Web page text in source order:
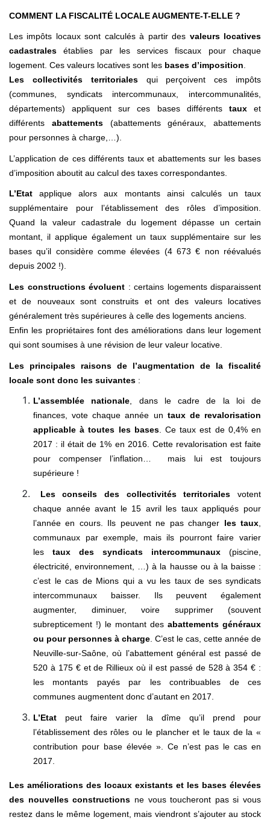
COMMENT LA FISCALITÉ LOCALE AUGMENTE-T-ELLE ?
Les impôts locaux sont calculés à partir des valeurs locatives
cadastrales établies par les services fiscaux pour chaque
logement. Ces valeurs locatives sont les bases d’imposition
Les collectivités territorialesqui perçoivent ces impôts
(communes, syndicats intercommunaux, intercommunalités,
départements) appliquent sur ces bases différents tauxet
différents abattements(abattements généraux, abattements
pour personnes à charge,…).
L’application de ces différents taux et abattements sur les bases
d’imposition aboutit au calcul des taxes correspondantes.
L’Etat applique alors aux montants ainsi calculés un taux
supplémentaire pour l’établissement des rôles d’imposition.
Quand la valeur cadastrale du logement dépasse un certain
montant, il applique également un taux supplémentaire sur les
bases qu’il considère comme élevées (4 673 € non réévalués
depuis 2002 !).
Les constructions évoluent : certains logements disparaissent
et de nouveaux sont construits et ont des valeurs locatives
généralement très supérieures à celle des logements anciens.
Enfin les propriétaires font des améliorations dans leur logement
qui sont soumises à une révision de leur valeur locative.
Les principales raisons de l’augmentation de la fiscalité
locale sont donc les suivantes :
L’assemblée nationale, dans le cadre de la loi de
finances, vote chaque année un taux de revalorisation
applicable à toutes les bases. Ce taux est de 0,4% en
2017 : il était de 1% en 2016. Cette revalorisation est faite
pour compenser l’inflation… mais lui est toujours
supérieure !
Les conseils des collectivités territoriales votent
chaque année avant le 15 avril les taux appliqués pour
l’année en cours. Ils peuvent ne pas changer les taux
communaux par exemple, mais ils pourront faire varier
les taux des syndicats intercommunaux (piscine,
électricité, environnement, …) à la hausse ou à la baisse :
c’est le cas de Mions qui a vu les taux de ses syndicats
intercommunaux baisser. Ils peuvent également
augmenter, diminuer, voire supprimer (souvent
subrepticement !) le montant des abattements généraux
ou pour personnes à charge . C’est le cas, cette année de
Neuville-sur-Saône, où l’abattement général est passé de
520 à 175 € et de Rillieux où il est passé de 528 à 354 € :
les montants payés par les contribuables de ces
communes augmentent donc d’autant en 2017.
L’Etat peut faire varier la dîme qu’il prend pour
l’établissement des rôles ou le plancher et le taux de la «
contribution pour base élevée ». Ce n’est pas le cas en
2017.
Les améliorations des locaux existants et les bases élevées
des nouvelles constructions ne vous toucheront pas si vous
restez dans le même logement, mais viendront s’ajouter au stock